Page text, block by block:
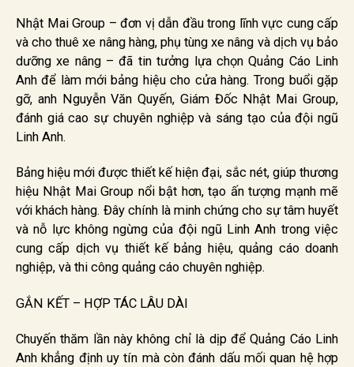
Nhật Mai Group – đơn vị dẫn đầu trong lĩnh vực cung cấp
và cho thuê xe nâng hàng, phụ tùng xe nâng và dịch vụ bảo
dưỡng xe nâng – đã tin tưởng lựa chọn Quảng Cáo Linh
Anh để làm mới bảng hiệu cho cửa hàng. Trong buổi gặp
gỡ, anh Nguyễn Văn Quyến, Giám Đốc Nhật Mai Group,
đánh giá cao sự chuyên nghiệp và sáng tạo của đội ngũ
Linh Anh.
Bảng hiệu mới được thiết kế hiện đại, sắc nét, giúp thương
hiệu Nhật Mai Group nổi bật hơn, tạo ấn tượng mạnh mẽ
với khách hàng. Đây chính là minh chứng cho sự tâm huyết
và nỗ lực không ngừng của đội ngũ Linh Anh trong việc
cung cấp dịch vụ thiết kế bảng hiệu, quảng cáo doanh
nghiệp, và thi công quảng cáo chuyên nghiệp.
GẮN KẾT – HỢP TÁC LÂU DÀI
Chuyến thăm lần này không chỉ là dịp để Quảng Cáo Linh
Anh khẳng định uy tín mà còn đánh dấu mối quan hệ hợp